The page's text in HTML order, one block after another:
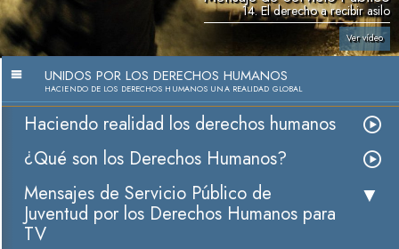
14. El derecho a recibir asilo
Ver vídeo
UNIDOS POR LOS DERECHOS HUMANOS
HACIENDO DE LOS DERECHOS HUMANOS UNA REALIDAD GLOBAL
Haciendo realidad los derechos humanos
¿Qué son los Derechos Humanos?
Mensajes de Servicio Público de
Juventud por los Derechos Humanos para
TV